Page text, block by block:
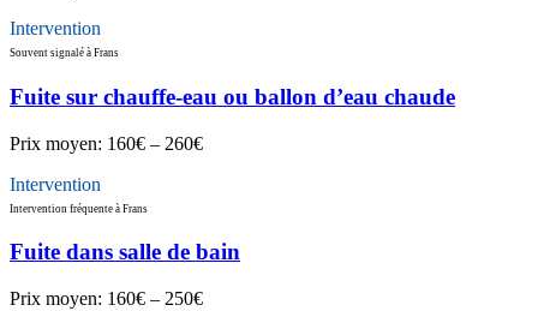
Intervention
Souvent signalé à Frans
Fuite sur chauffe-eau ou ballon d’eau chaude
Prix moyen: 160€ – 260€
Intervention
Intervention fréquente à Frans
Fuite dans salle de bain
Prix moyen: 160€ – 250€